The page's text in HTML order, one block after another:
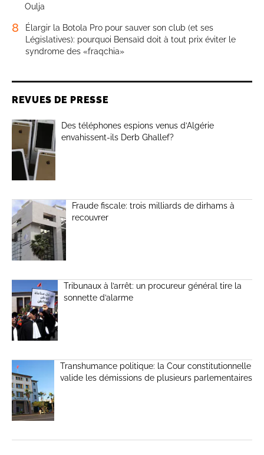
Oulja
8
Élargir la Botola Pro pour sauver son club (et ses
Législatives): pourquoi Bensaïd doit à tout prix éviter le
syndrome des «fraqchia»
REVUES DE PRESSE
Des téléphones espions venus d’Algérie
envahissent-ils Derb Ghallef?
Fraude fiscale: trois milliards de dirhams à
recouvrer
Tribunaux à l’arrêt: un procureur général tire la
sonnette d’alarme
Transhumance politique: la Cour constitutionnelle
valide les démissions de plusieurs parlementaires